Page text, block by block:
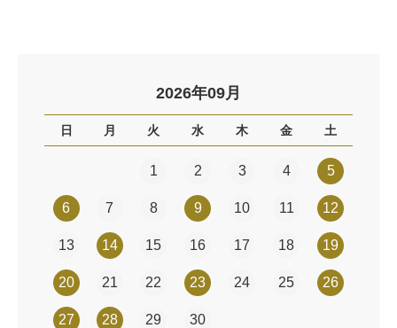
2026年09月
日 月 火 水 木 金 土
1 2 3 4 5
6 7 8 9 10 11 12
13 14 15 16 17 18 19
20 21 22 23 24 25 26
27 28 29 30